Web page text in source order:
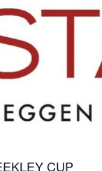
CUP